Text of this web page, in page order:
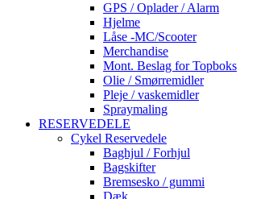
GPS / Oplader / Alarm
Hjelme
Låse -MC/Scooter
Merchandise
Mont. Beslag for Topboks
Olie / Smørremidler
Pleje / vaskemidler
Spraymaling
RESERVEDELE
Cykel Reservedele
Baghjul / Forhjul
Bagskifter
Bremsesko / gummi
Dæk